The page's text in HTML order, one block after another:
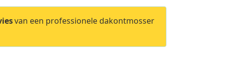
van een professionele dakontmosser